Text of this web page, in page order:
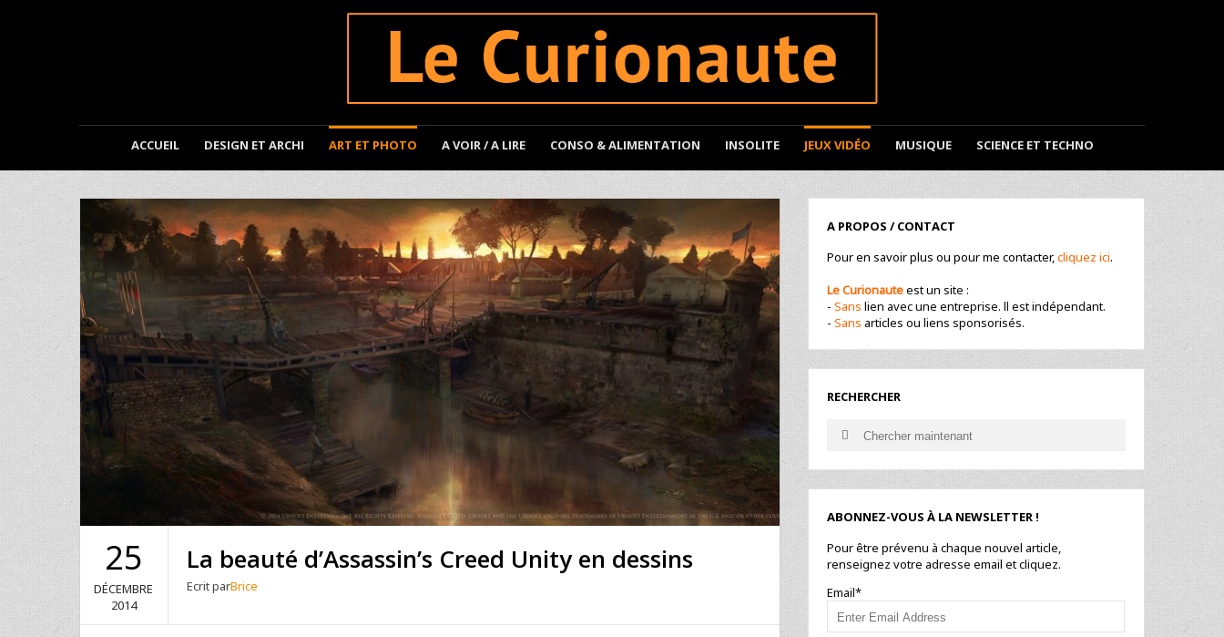
ACCUEIL DESIGN ET ARCHI ART ET PHOTO A VOIR / A LIRE CONSO & ALIMENTATION INSOLITE JEUX VIDÉO MUSIQUE SCIENCE ET TECHNO
25
DÉCEMBRE
2014
La beauté d’Assassin’s Creed Unity en dessins
Ecrit parBrice
A PROPOS / CONTACT
Pour en savoir plus ou pour me contacter,cliquez ici.
Le Curionauteest un site :
-Sans lien avec une entreprise. ll est indépendant.
-Sans articles ou liens sponsorisés.
RECHERCHER
Search
for:
Search
ABONNEZ-VOUS À LA NEWSLETTER !
Pour être prévenu à chaque nouvel article,
renseignez votre adresse email et cliquez.
Email*